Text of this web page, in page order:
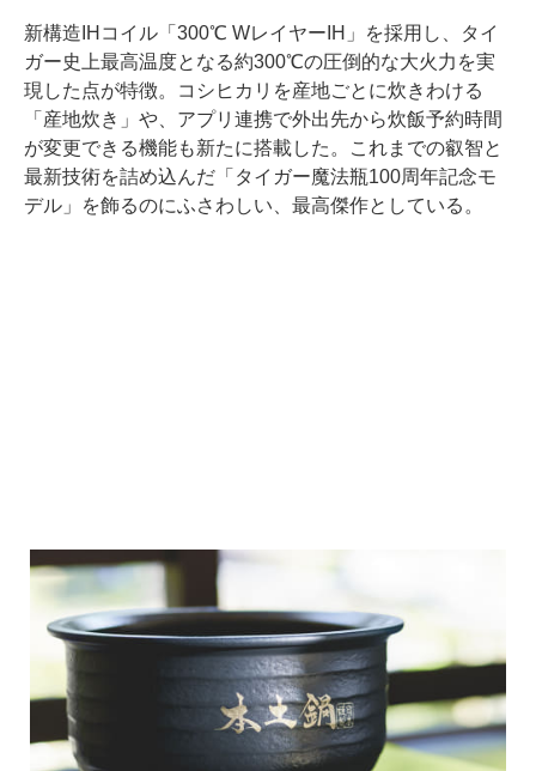
新構造IHコイル「300℃ WレイヤーIH」を採用し、タイ
ガー史上最高温度となる約300℃の圧倒的な大火力を実
現した点が特徴。コシヒカリを産地ごとに炊きわける
「産地炊き」や、アプリ連携で外出先から炊飯予約時間
が変更できる機能も新たに搭載した。これまでの叡智と
最新技術を詰め込んだ「タイガー魔法瓶100周年記念モ
デル」を飾るのにふさわしい、最高傑作としている。